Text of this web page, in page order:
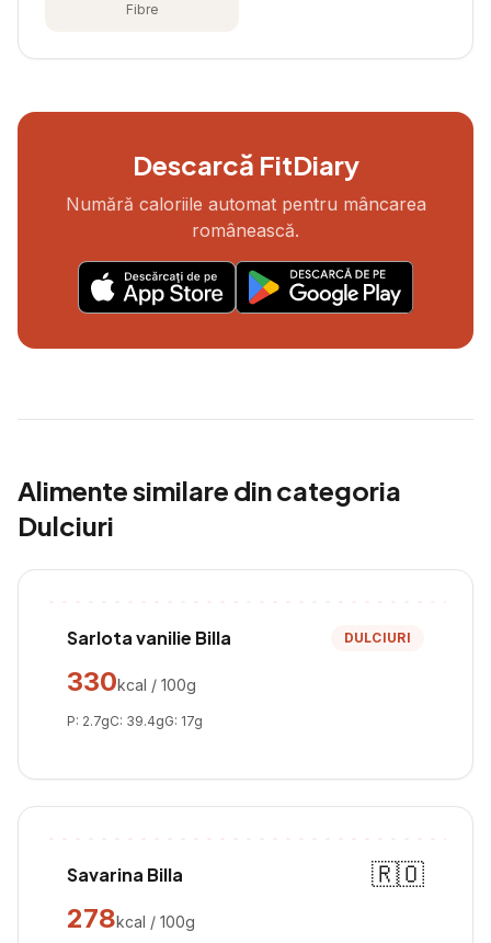
Fibre
Descarcă FitDiary
Numără caloriile automat pentru mâncarea
românească.
Alimente similare din categoria
Dulciuri
Sarlota vanilie Billa DULCIURI
330kcal / 100g
P: 2.7gC: 39.4gG: 17g
Savarina Billa
🇷🇴
278kcal / 100g